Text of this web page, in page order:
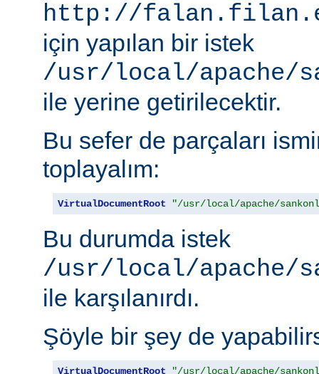
http://
için yapılan bir istek
/usr/local/apache/
ile yerine getirilecektir.
Bu sefer de parçaları
toplayalım:
VirtualDocumentRoot "/usr/local/apache/
Bu durumda istek
/usr/local/apache/
ile karşılanırdı.
Şöyle bir şey de
VirtualDocumentRoot "/usr/local/apache/